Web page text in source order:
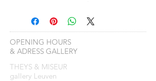
OPENING HOURS
& ADRESS GALLERY
THEYS & MISEUR
gallery Leuven